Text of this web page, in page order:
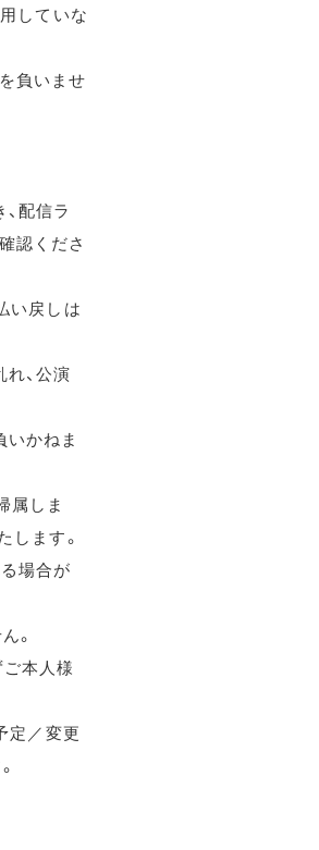
していな
負いませ
配信ラ
認くださ
い戻しは
、公演
いかねま
属しま
します。
場合が
。
本人様
定／変更